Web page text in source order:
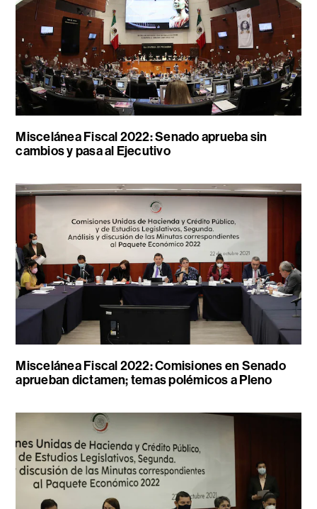
Miscelánea Fiscal 2022: Senado aprueba sin
cambios y pasa al Ejecutivo
Miscelánea Fiscal 2022: Comisiones en Senado
aprueban dictamen; temas polémicos a Pleno